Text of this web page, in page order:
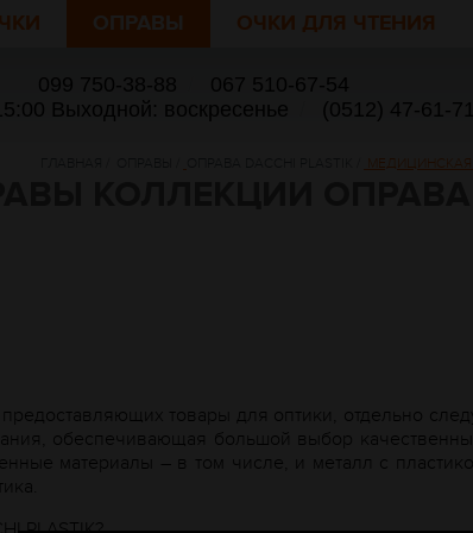
ОПРАВЫ ОЧКИ ДЛЯ ЧТЕНИЯ
099 750-38-88
067 510-67-54
Выходной: воскресенье
(0512) 47-61-71
МЕДИЦИНСКАЯ
товары для оптики, отдельно
обеспечивающая большой выбор
материалы – в том числе, и металл с